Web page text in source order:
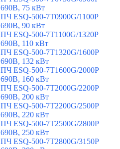
690В, 75 кВт
ПЧ ESQ-500-7T0900G/1100P
690В, 90 кВт
ПЧ ESQ-500-7T1100G/1320P
690В, 110 кВт
ПЧ ESQ-500-7T1320G/1600P
690В, 132 кВт
ПЧ ESQ-500-7T1600G/2000P
690В, 160 кВт
ПЧ ESQ-500-7T2000G/2200P
690В, 200 кВт
ПЧ ESQ-500-7T2200G/2500P
690В, 220 кВт
ПЧ ESQ-500-7T2500G/2800P
690В, 250 кВт
ПЧ ESQ-500-7T2800G/3150P